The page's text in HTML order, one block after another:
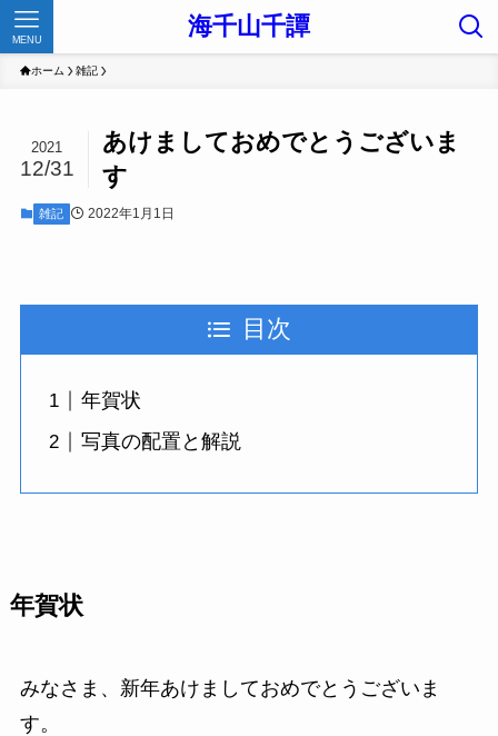
海千山千譚
MENU
ホーム 雑記
あけましておめでとうございま
す
2021
12/31
雑記 2022年1月1日
目次
年賀状
写真の配置と解説
年賀状
みなさま、新年あけましておめでとうございま
す。